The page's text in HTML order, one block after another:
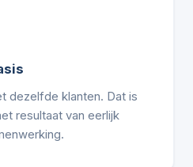
dezelfde klanten. Dat is
resultaat van eerlijk